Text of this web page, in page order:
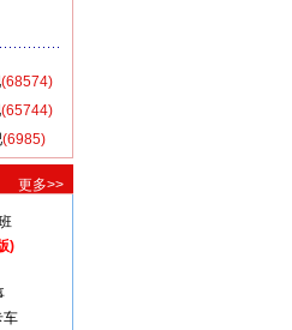
(68574)
(65744)
(6985)
更多>>
)
车